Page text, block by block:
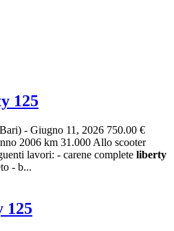
125
- Giugno 11, 2026 750.00 €
2006 km 31.000 Allo scooter
lavori: - carene complete liberty
- b...
125